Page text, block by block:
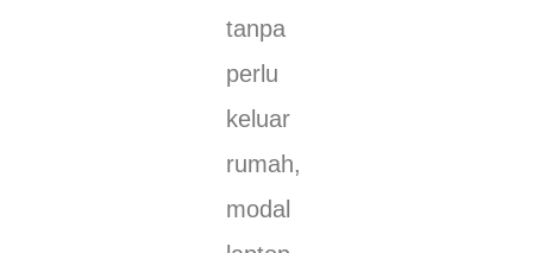
tanpa
perlu
keluar
rumah,
modal